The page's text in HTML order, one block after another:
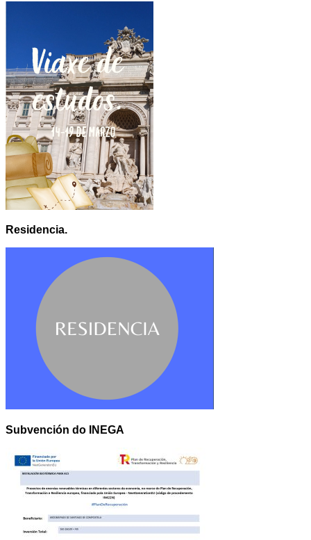
Residencia.
Subvención do INEGA